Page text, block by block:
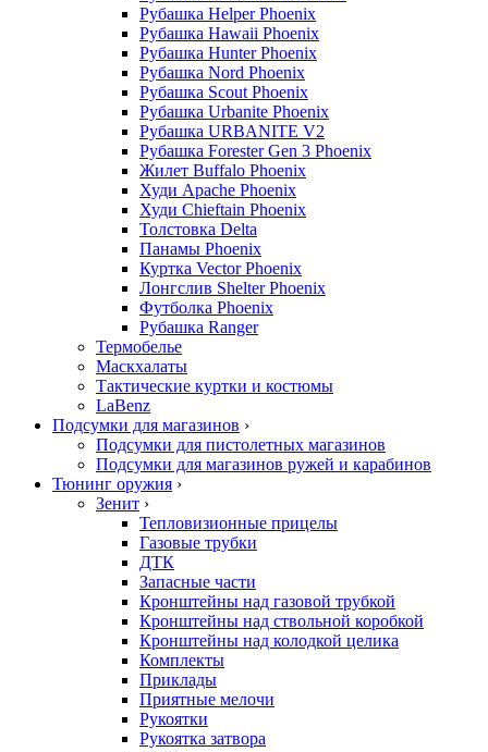
Рубашка Helper Phoenix
Рубашка Hawaii Phoenix
Рубашка Hunter Phoenix
Рубашка Nord Phoenix
Рубашка Scout Phoenix
Рубашка Urbanite Phoenix
Рубашка URBANITE V2
Рубашка Forester Gen 3 Phoenix
Жилет Buffalo Phoenix
Худи Apache Phoenix
Худи Chieftain Phoenix
Толстовка Delta
Панамы Phoenix
Куртка Vector Phoenix
Лонгслив Shelter Phoenix
Футболка Phoenix
Рубашка Ranger
Термобелье
Маскхалаты
Тактические куртки и костюмы
LaBenz
Подсумки для магазинов ›
Подсумки для пистолетных магазинов
Подсумки для магазинов ружей и карабинов
Тюнинг оружия ›
Зенит ›
Тепловизионные прицелы
Газовые трубки
ДТК
Запасные части
Кронштейны над газовой трубкой
Кронштейны над ствольной коробкой
Кронштейны над колодкой целика
Комплекты
Приклады
Приятные мелочи
Рукоятки
Рукоятка затвора